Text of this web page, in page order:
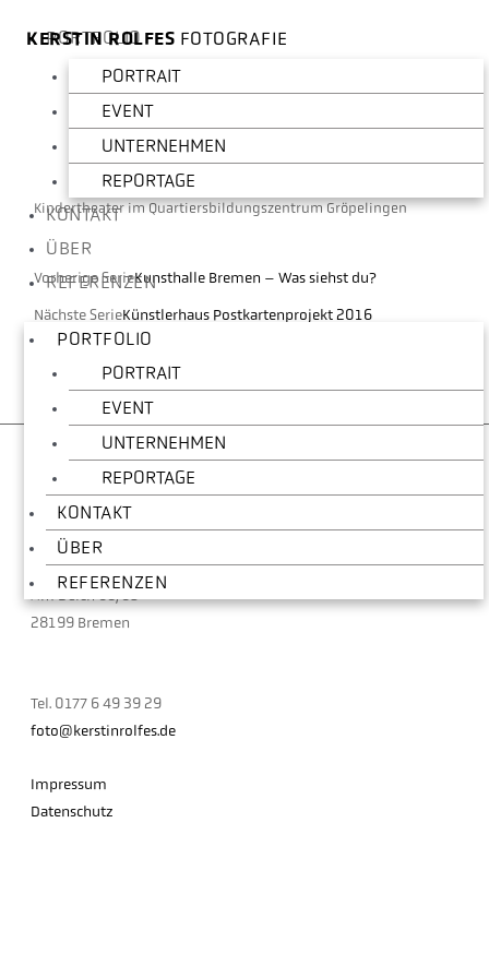
KERSTIN ROLFES FOTOGRAFIE
PORTFOLIO
PORTRAIT
EVENT
UNTERNEHMEN
REPORTAGE
KONTAKT
ÜBER
REFERENZEN
PORTFOLIO
PORTRAIT
EVENT
UNTERNEHMEN
REPORTAGE
KONTAKT
ÜBER
REFERENZEN
Kindertheater im Quartiersbildungszentrum Gröpelingen
Vorherige SerieKunsthalle Bremen – Was siehst du?
Nächste SerieKünstlerhaus Postkartenprojekt 2016
Kerstin Rolfes
Fotografin
Im Künstlerhaus
28199 Bremen
Tel. 0177 6 49 39 29
foto@kerstinrolfes.de
Impressum
Datenschutz